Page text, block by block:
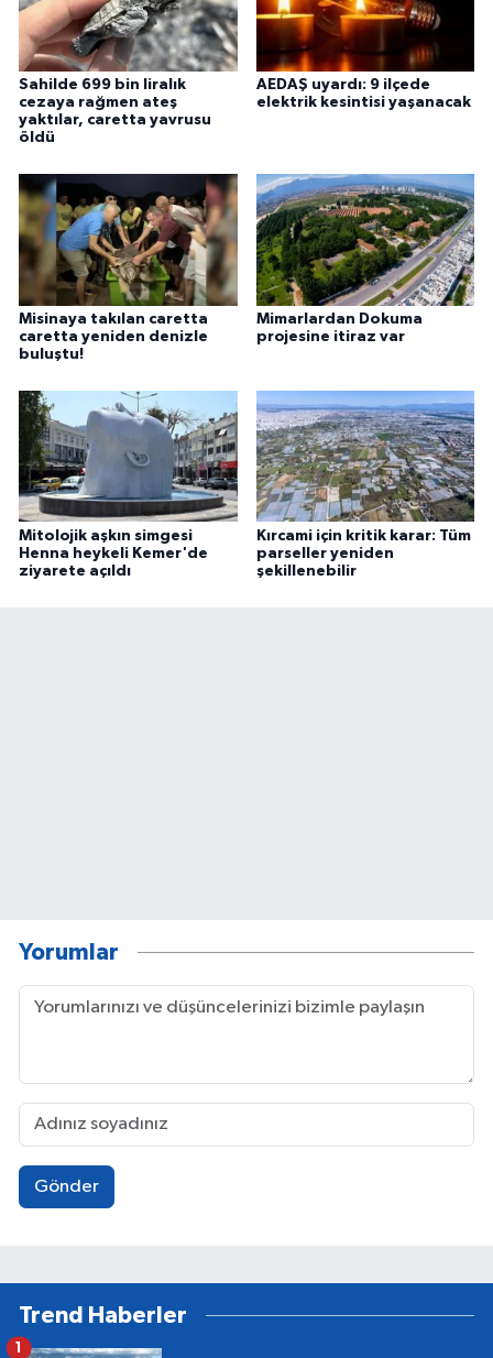
Sahilde 699 bin liralık
cezaya rağmen ateş
yaktılar, caretta yavrusu
öldü
AEDAŞ uyardı: 9 ilçede
elektrik kesintisi yaşanacak
Misinaya takılan caretta
caretta yeniden denizle
buluştu!
Mimarlardan Dokuma
projesine itiraz var
Mitolojik aşkın simgesi
Henna heykeli Kemer'de
ziyarete açıldı
Kırcami için kritik karar: Tüm
parseller yeniden
şekillenebilir
Yorumlar
Gönder
Trend Haberler
1